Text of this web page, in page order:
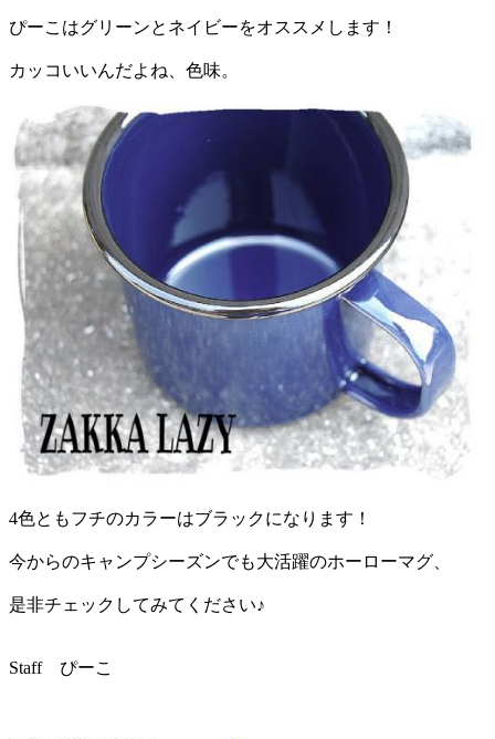
ぴーこはグリーンとネイビーをオススメします！
カッコいいんだよね、色味。
4色ともフチのカラーはブラックになります！
今からのキャンプシーズンでも大活躍のホーローマグ、
是非チェックしてみてください♪
Staff ぴーこ